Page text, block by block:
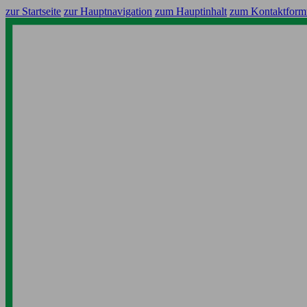
zur Startseite zur Hauptnavigation zum Hauptinhalt zum